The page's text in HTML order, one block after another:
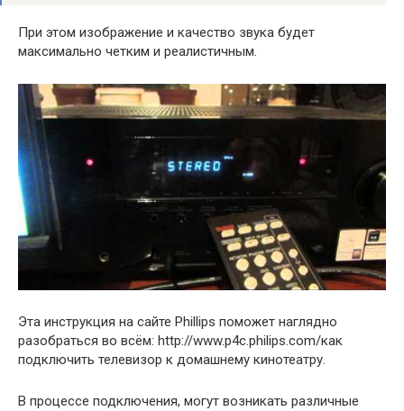
При этом изображение и качество звука будет
максимально четким и реалистичным.
Эта инструкция на сайте Phillips поможет наглядно
разобраться во всём: http://www.p4c.philips.com/как
подключить телевизор к домашнему кинотеатру.
В процессе подключения, могут возникать различные